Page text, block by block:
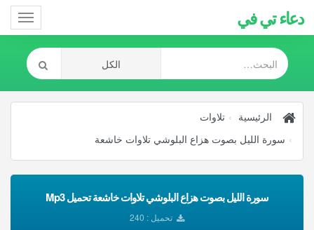
دعاء تي في
الرئيسية
تلاوات
سورة الليل بصوت هزاع البلوشي تلاوات خاشعة
سورة الليل بصوت هزاع البلوشي تلاوات خاشعة تحميل Mp3
تحميل : 240